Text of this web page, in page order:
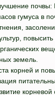
почвы:
гумуса в
земель.
корней и
корневой